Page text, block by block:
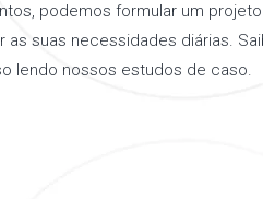
podemos formular um
as suas necessidades diárias.
lendo nossos estudos de caso.